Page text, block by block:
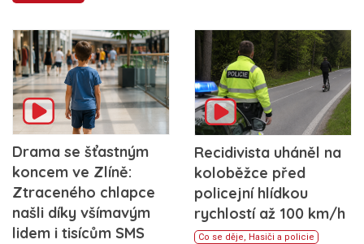
Drama se šťastným
koncem ve Zlíně:
Ztraceného chlapce
našli díky všímavým
lidem i tisícům SMS
Recidivista uháněl na
koloběžce před
policejní hlídkou
rychlostí až 100 km/h
Co se děje, Hasiči a policie